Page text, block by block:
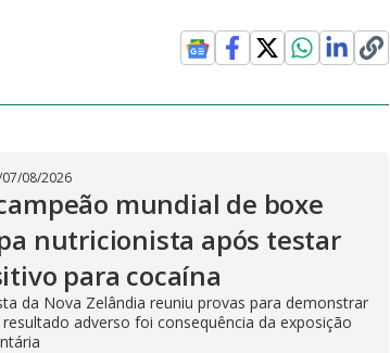
07/08/2026
mundial de boxe
nutricionista após testar
para cocaína
da Nova Zelândia reuniu provas para demonstrar
adverso foi consequência da exposição